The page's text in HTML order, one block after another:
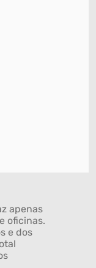
apenas
oficinas.
e dos